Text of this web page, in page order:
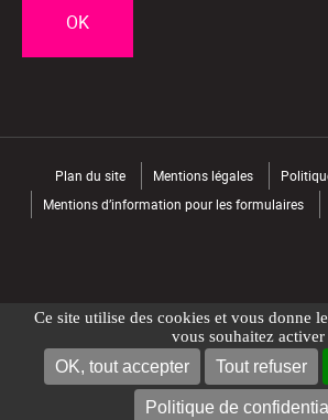
Ce site utilise des cookies et vous donne
vous souhaitez activer
OK, tout accepter Tout refuser
Politique de
NOUS CONTACTER
Plan du site Mentions légales
Mentions d’information pour les formulaires